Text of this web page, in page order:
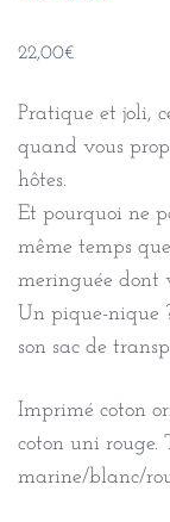
22,00€
Pratique et joli,
quand vous
hôtes.
Et pourquoi ne
même temps
meringuée dont
Un pique-nique
son sac de
Imprimé coton
coton uni rouge.
marine/blanc/